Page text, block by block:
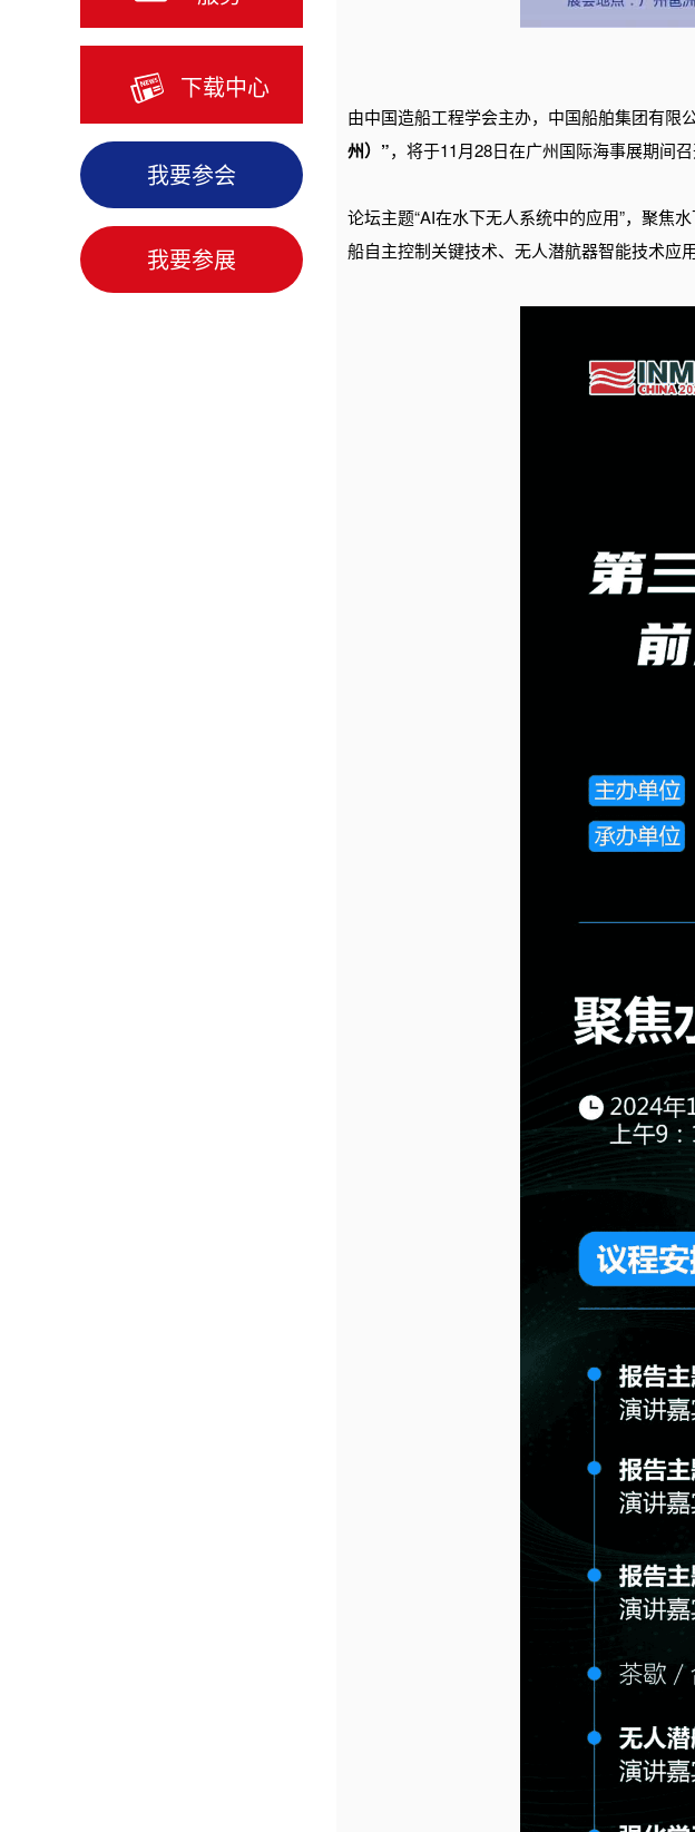
下载中心
我要参会
我要参展
由中国造船工程学会主办，中国船舶集团有限
州）”，将于11月28日在广州国际海事展期间召
论坛主题“AI在水下无人系统中的应用”，聚焦
船自主控制关键技术、无人潜航器智能技术应